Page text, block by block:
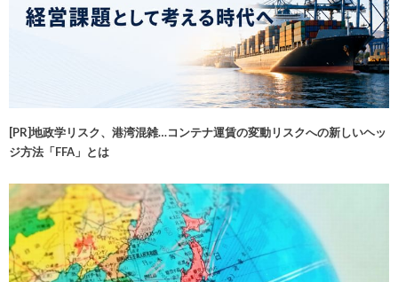
[PR]地政学リスク、港湾混雑…コンテナ運賃の変動リスクへの新しいヘッ
ジ方法「FFA」とは